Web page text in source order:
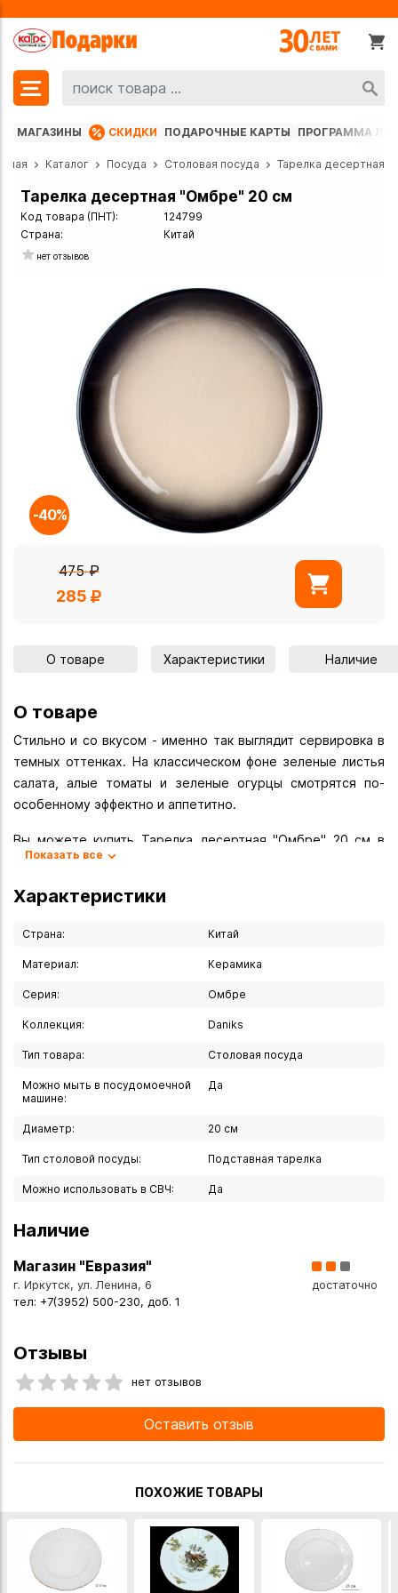
МАГАЗИНЫ СКИДКИ ПОДАРОЧНЫЕ КАРТЫ ПРОГРАММА
Каталог Посуда Столовая посуда Тарелка десертная
Тарелка десертная "Омбре" 20 см
Код товара (ПНТ):
124799
Страна:
Китай
нет отзывов
-40%
475₽
285
О товаре Характеристики Наличие
О товаре
Стильно и со вкусом - именно так выглядит сервировка в
темных оттенках. На классическом фоне зеленые листья
салата, алые томаты и зеленые огурцы смотрятся по-
особенному эффектно и аппетитно.
Вы можете купить Тарелка десертная "Омбре" 20 см в
указанных ниже магазинах в Иркутске и в Ангарске, а
курьером по Иркутску или транспортной компанией по
Показать все
Характеристики
Страна: Китай
Материал: Керамика
Серия: Омбре
Коллекция: Daniks
Тип товара: Столовая посуда
Можно мыть в посудомоечной
машине:
Да
Диаметр: 20 см
Тип столовой посуды: Подставная тарелка
Можно использовать в СВЧ: Да
Наличие
Магазин "Евразия"
г. Иркутск, ул. Ленина, 6
тел: +7(3952) 500-230, доб. 1
достаточно
Отзывы
нет отзывов
Оставить отзыв
ПОХОЖИЕ ТОВАРЫ